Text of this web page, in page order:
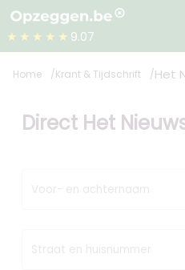
★★★★★ 9.07
Home Krant & Tijdschrift Het
Direct Het
Voor- en achternaam
Straat en huisnummer